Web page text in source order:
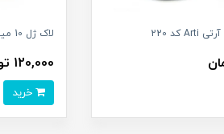
لاک ژل 10 میل آرتی Arti کد 221
120,000 تومان
خرید